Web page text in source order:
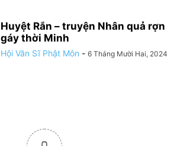
Huyệt Rắn – truyện Nhân quả rợn
gáy thời Minh
Hội Văn Sĩ Phật Môn - 6 Tháng Mười Hai, 2024